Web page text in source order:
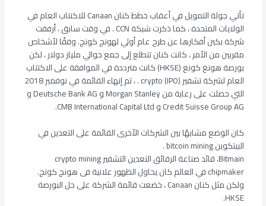
تأتي جولة التمويل في أعقاب خطط كنان Canaan للاكتتاب العام في
الولايات المتحدة ، كما ذكرت شبكة CCN . في وقت سابق ، أرفقت
شركة بكين أفكارها عن طرح عام أولي لهونج كونج. وفقًا لأشخاص
مقربين من الأمر ، كانت كنان تتطلع إلى جمع حوالي مليار دولار ، لكن
بورصة هونغ كونغ (HKSE) كانت مترددة في الموافقة على الاكتتاب
العام لشركة تشفير (IPO) crypto . ، تم إنهاء القائمة في نوفمبر 2018
التي حصلت على رعاية من Morgan Stanley و Deutsche Bank AG و
Credit Suisse Group AG و CMB International Capital Ltd.
كان الوضع مشابهًا بين الشركات الأخرى القائمة على التعدين في
البيتكوين bitcoin mining .
Bitmain، قائد صناعة الرقائق التعدين التشفير crypto mining
chipmaker في العالم كان يحاول الظهور علانية فى هونج كونج.
ولكن مثل كنان Canaan ، خضعت قائمة الشركة على حل البورصة
HKSE.